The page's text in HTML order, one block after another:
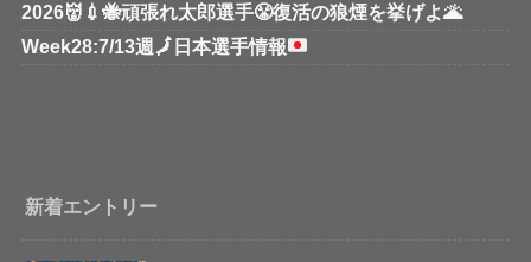
2026👹💉🐝頑張れ太郎選手😤復活の狼煙を挙げよ🌋
Week28:7/13週 🗾 日本選手情報
新着エントリー